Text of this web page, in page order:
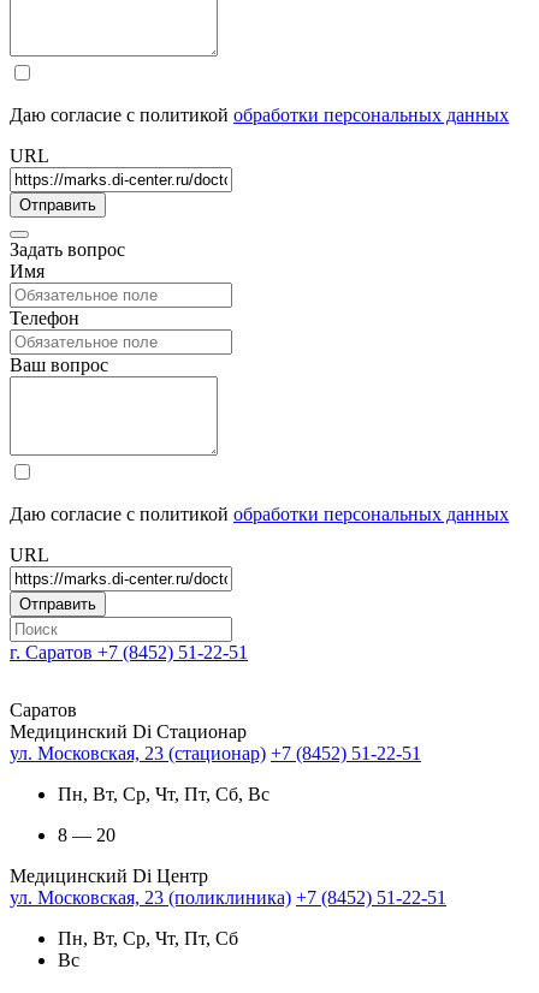
Даю согласие с политикой обработки персональных данных
URL
Задать вопрос
Имя
Телефон
Ваш вопрос
Даю согласие с политикой обработки персональных данных
URL
г. Саратов +7 (8452) 51-22-51
Саратов
Медицинский Di Стационар
ул. Московская, 23 (стационар) +7 (8452) 51-22-51
Пн, Вт, Ср, Чт, Пт, Сб, Вс
8 — 20
Медицинский Di Центр
ул. Московская, 23 (поликлиника) +7 (8452) 51-22-51
Пн, Вт, Ср, Чт, Пт, Сб
Вс